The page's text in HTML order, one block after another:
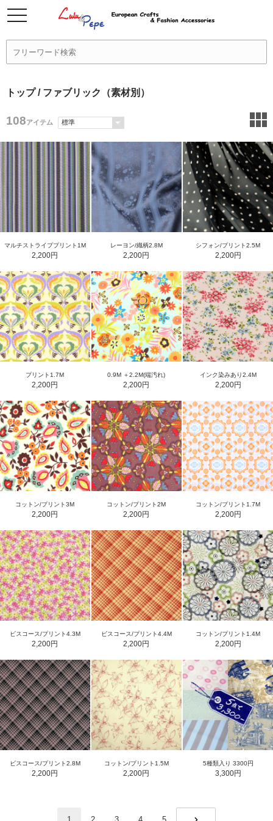
トップ/ ファブリック（素材別）
108アイテム
マルチストライププリント1M
2,200円
レーヨン/織柄2.8M
2,200円
シフォン/プリント2.5M
2,200円
プリント1.7M
2,200円
0.9M ＋2.2M(端汚れ)
2,200円
インク染みあり2.4M
2,200円
コットン/プリント3M
2,200円
コットン/プリント2M
2,200円
コットン/プリント1.7M
2,200円
ビスコース/プリント4.3M
2,200円
ビスコース/プリント4.4M
2,200円
コットン/プリント1.4M
2,200円
ビスコース/プリント2.8M
2,200円
コットン/プリント1.5M
2,200円
5種類入り 3300円
3,300円